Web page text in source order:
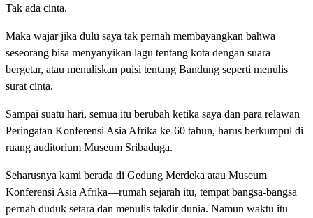
Tak ada cinta.
Maka wajar jika dulu saya tak pernah membayangkan bahwa
seseorang bisa menyanyikan lagu tentang kota dengan suara
bergetar, atau menuliskan puisi tentang Bandung seperti menulis
surat cinta.
Sampai suatu hari, semua itu berubah ketika saya dan para relawan
Peringatan Konferensi Asia Afrika ke-60 tahun, harus berkumpul di
ruang auditorium Museum Sribaduga.
Seharusnya kami berada di Gedung Merdeka atau Museum
Konferensi Asia Afrika—rumah sejarah itu, tempat bangsa-bangsa
pernah duduk setara dan menulis takdir dunia. Namun waktu itu